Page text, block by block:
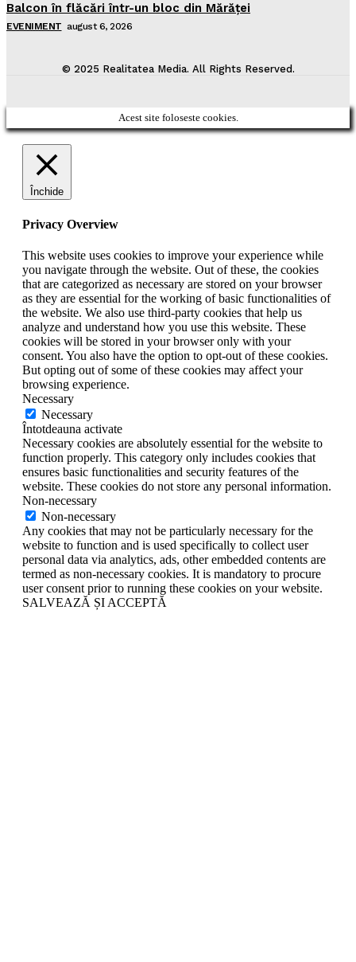
Balcon în flăcări într-un bloc din Mărăţei
EVENIMENT august 6, 2026
© 2025 Realitatea Media. All Rights Reserved.
Acest site foloseste cookies.
Închide
Privacy Overview
This website uses cookies to improve your experience while
you navigate through the website. Out of these, the cookies
that are categorized as necessary are stored on your browser
as they are essential for the working of basic functionalities of
the website. We also use third-party cookies that help us
analyze and understand how you use this website. These
cookies will be stored in your browser only with your
consent. You also have the option to opt-out of these cookies.
But opting out of some of these cookies may affect your
browsing experience.
Necessary
Necessary
Întotdeauna activate
Necessary cookies are absolutely essential for the website to
function properly. This category only includes cookies that
ensures basic functionalities and security features of the
website. These cookies do not store any personal information.
Non-necessary
Non-necessary
Any cookies that may not be particularly necessary for the
website to function and is used specifically to collect user
personal data via analytics, ads, other embedded contents are
termed as non-necessary cookies. It is mandatory to procure
user consent prior to running these cookies on your website.
SALVEAZĂ ȘI ACCEPTĂ